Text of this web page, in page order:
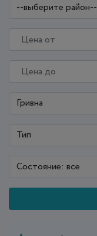
--выберите район--
Гривна
Тип
Состояние: все